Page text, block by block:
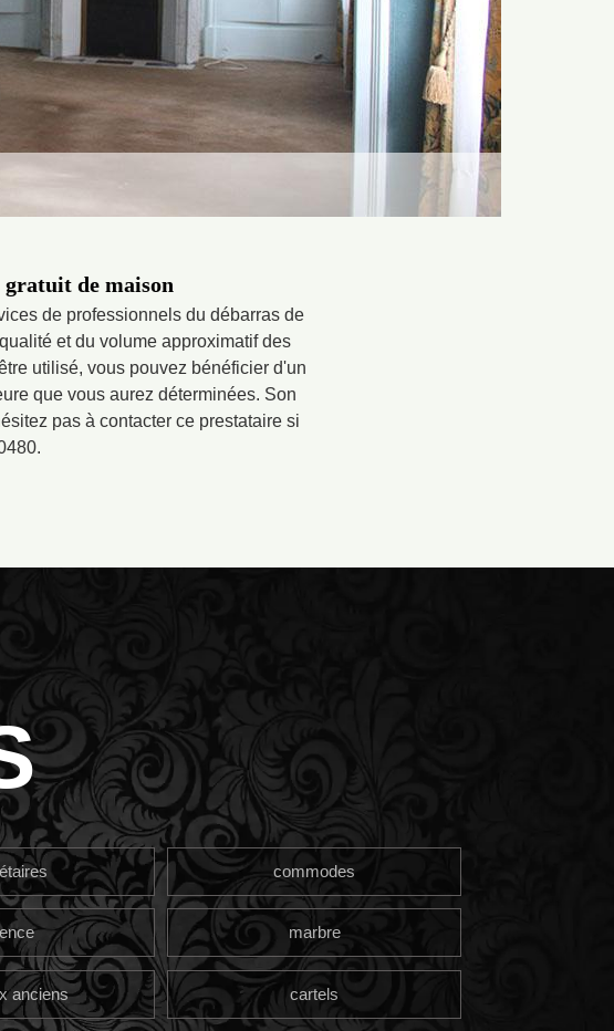
de maison
de professionnels du débarras de
et du volume approximatif des
utilisé, vous pouvez bénéficier d'un
que vous aurez déterminées. Son
pas à contacter ce prestataire si
commodes
marbre
anciens cartels